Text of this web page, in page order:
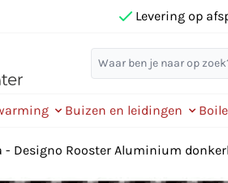
Levering op
Buizen en leidingen
- Designo Rooster Aluminium